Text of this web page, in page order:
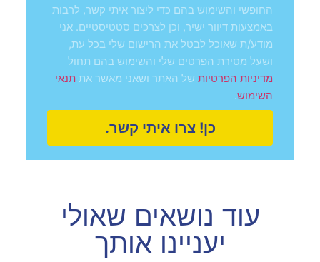
החופשי והשימוש בהם כדי ליצור איתי קשר, לרבות
באמצעות דיוור ישיר, וכן לצרכים סטטיסטיים. אני
מודע/ת שאוכל לבטל את הרישום שלי בכל עת,
ושעל מסירת הפרטים שלי והשימוש בהם תחול
מדיניות הפרטיותשל האתר ושאני מאשר אתתנאי
השימוש.
כן! צרו איתי קשר.
עוד נושאים שאולי
יעניינו אותך